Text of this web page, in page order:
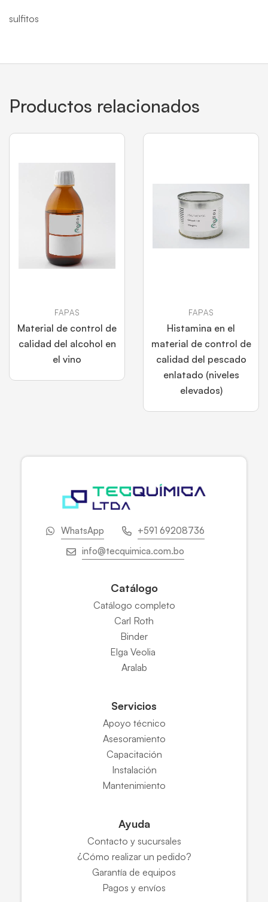
sulfitos
Productos relacionados
FAPAS
Material de control de
calidad del alcohol en
el vino
FAPAS
Histamina en el
material de control de
calidad del pescado
enlatado (niveles
elevados)
WhatsApp
+591 69208736
info@tecquimica.com.bo
Catálogo
Catálogo completo
Carl Roth
Binder
Elga Veolia
Aralab
Servicios
Apoyo técnico
Asesoramiento
Capacitación
Instalación
Mantenimiento
Ayuda
Contacto y sucursales
¿Cómo realizar un pedido?
Garantía de equipos
Pagos y envíos